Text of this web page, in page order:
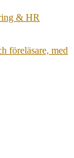
& HR
föreläsare, med